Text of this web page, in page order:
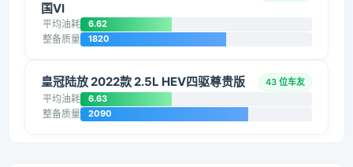
国VI
平均油耗 6.62
整备质量 1820
皇冠陆放 2022款 2.5L HEV四驱尊贵版 43 位车友
平均油耗 6.63
整备质量 2090